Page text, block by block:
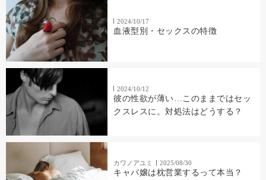
2024/10/17
血液型別・セックスの特徴
2024/10/12
彼の性欲が薄い…このままではセッ
クスレスに。対処法はどうする？
カワノアユミ 2025/08/30
キャバ嬢は枕営業するって本当？